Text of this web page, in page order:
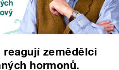
reagují zemědělci
hormonů.